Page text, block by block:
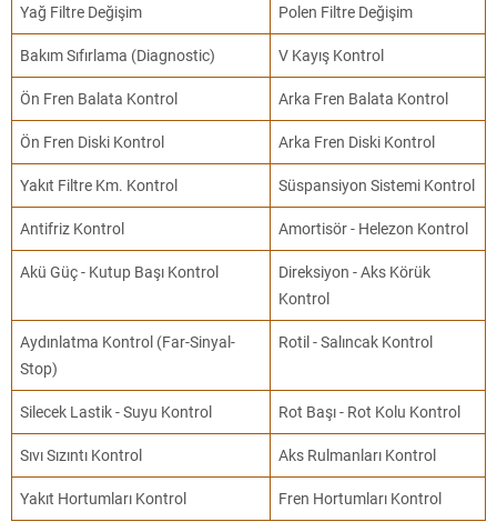
Yağ Filtre Değişim Polen Filtre Değişim
Bakım Sıfırlama (Diagnostic) V Kayış Kontrol
Ön Fren Balata Kontrol Arka Fren Balata Kontrol
Ön Fren Diski Kontrol Arka Fren Diski Kontrol
Yakıt Filtre Km. Kontrol Süspansiyon Sistemi Kontrol
Antifriz Kontrol Amortisör - Helezon Kontrol
Akü Güç - Kutup Başı Kontrol
Direksiyon - Aks Körük
Kontrol
Aydınlatma Kontrol (Far-Sinyal-
Stop)
Rotil - Salıncak Kontrol
Silecek Lastik - Suyu Kontrol Rot Başı - Rot Kolu Kontrol
Sıvı Sızıntı Kontrol Aks Rulmanları Kontrol
Yakıt Hortumları Kontrol Fren Hortumları Kontrol